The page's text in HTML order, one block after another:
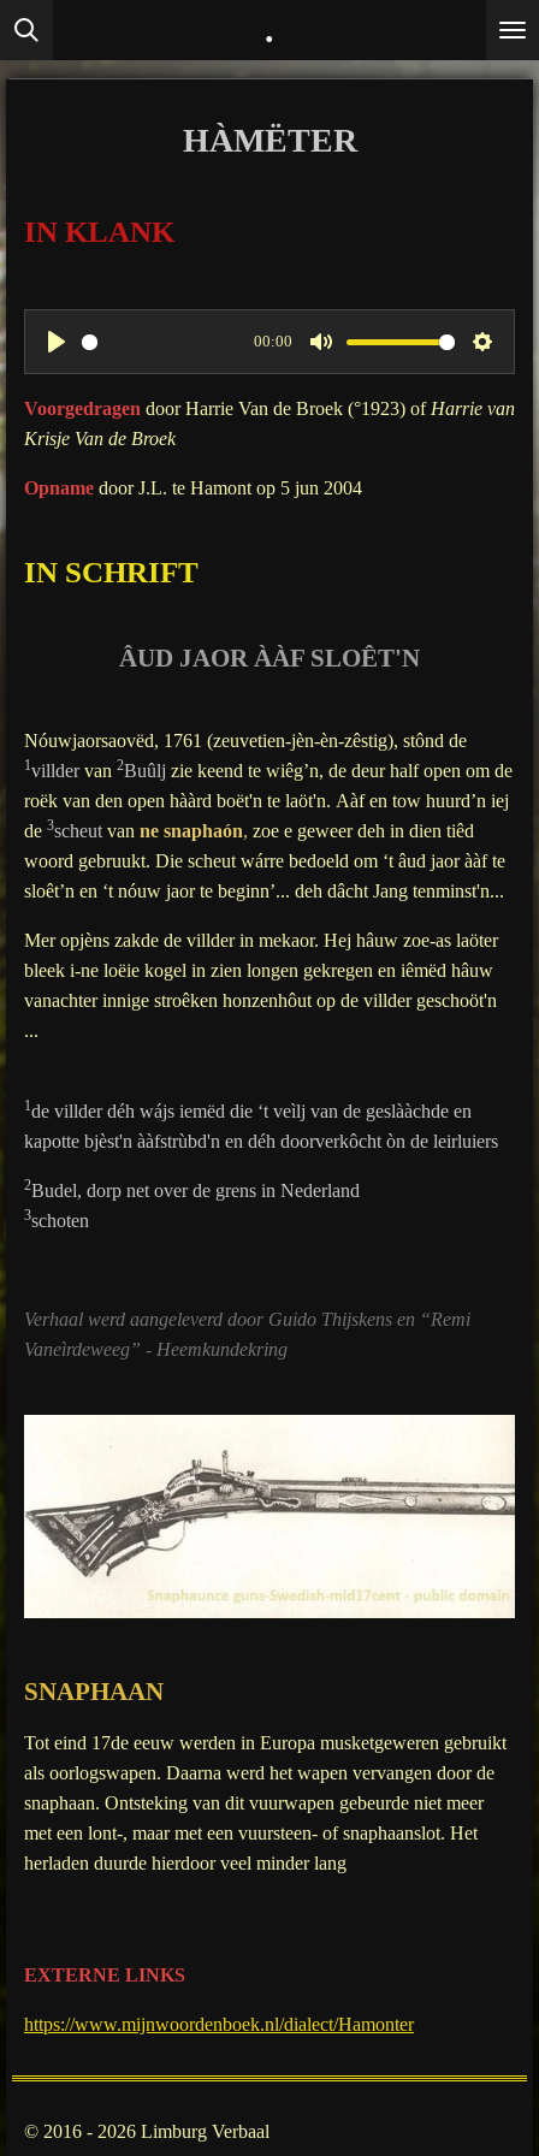
Ga
direct
naar
.
HÀMËTER
IN KLANK
P
l
a
00:00
M
u
S
e
Voorgedragen door Harrie Van de Broek (°1923) of Harrie van
Krisje Van de Broek
Opname door J.L. te Hamont op 5 jun 2004
IN SCHRIFT
ÂUD JAOR ÀÀF SLOÊT'N
Nóuwjaorsaovëd, 1761 (zeuvetien-jèn-èn-zêstig), stônd de
1villdervan 2Buûlj zie keend te wiêg’n, de deur half open om de
roëk van den open hààrd boët'n te laöt'n. Aàf en tow huurd’n iej
de 3scheut van ne snaphaón, zoe e geweer deh in dien tiêd
woord gebruukt. Die scheut wárre bedoeld om ‘t âud jaor ààf te
sloêt’n en ‘t nóuw jaor te beginn’... deh dâcht Jang tenminst'n...
Mer opjèns zakde de villder in mekaor. Hej hâuw zoe-as laöter
bleek i-ne loëie kogel in zien longen gekregen en iêmëd hâuw
vanachter innige stroêken honzenhôut op de villder geschoöt'n
...
1de villder déh wájs iemëd die ‘t veìlj van de geslààchde en
kapotte bjèst'n ààfstrùbd'n en déh doorverkôcht òn de leirluiers
2Budel, dorp net over de grens in Nederland
3schoten
Verhaal werd aangeleverd door Guido Thijskens en “Remi
Vaneìrdeweeg” - Heemkundekring
SNAPHAAN
Tot eind 17de eeuw werden in Europa musketgeweren gebruikt
als oorlogswapen. Daarna werd het wapen vervangen door de
snaphaan. Ontsteking van dit vuurwapen gebeurde niet meer
met een lont-, maar met een vuursteen- of snaphaanslot. Het
herladen duurde hierdoor veel minder lang
EXTERNE LINKS
https://www.mijnwoordenboek.nl/dialect/Hamonter
© 2016 - 2026 Limburg Verbaal